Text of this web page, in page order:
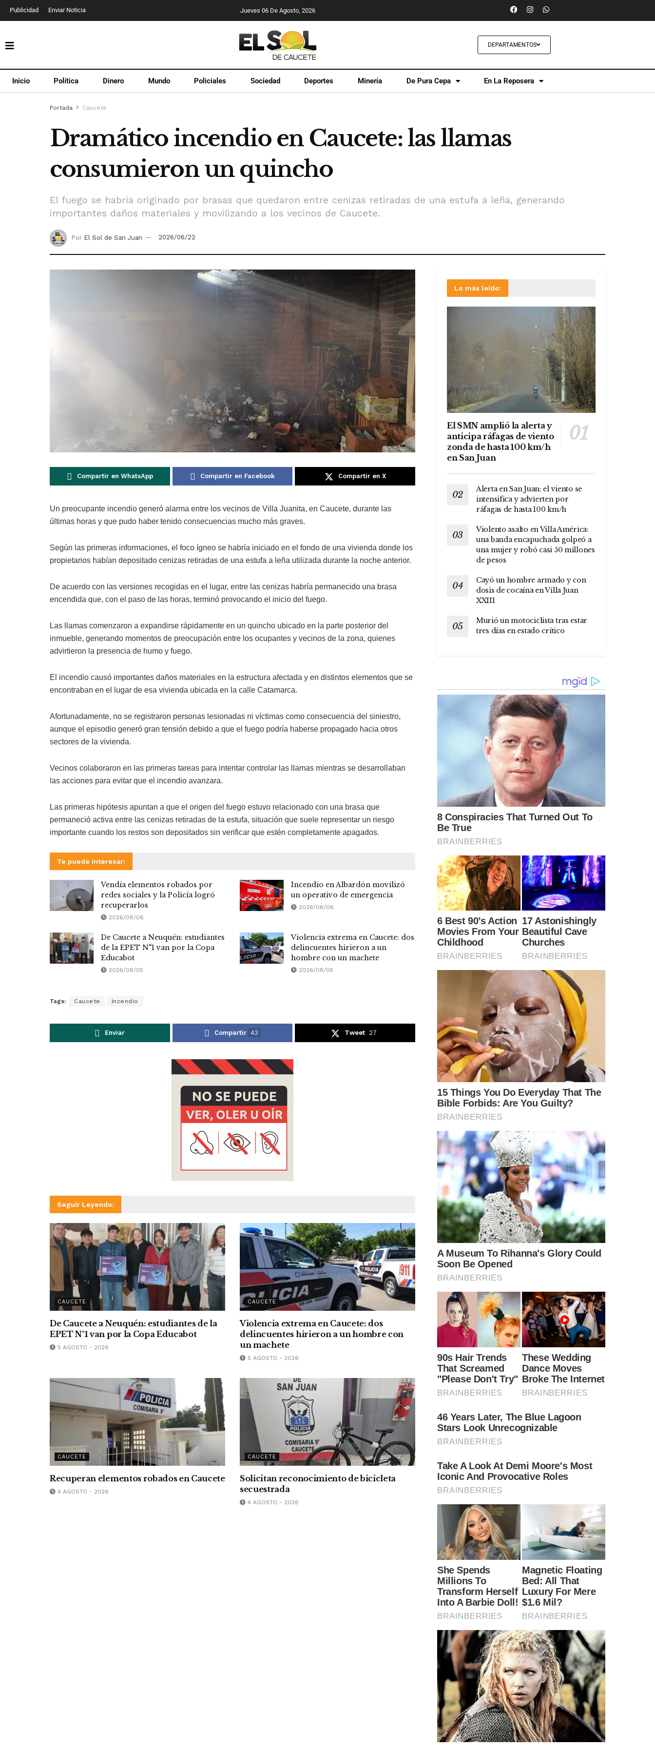
Publicidad Enviar Noticia Jueves 06 De Agosto, 2026
DEPARTAMENTOS
Inicio Política Dinero Mundo Policiales Sociedad Deportes Minería De Pura Cepa En La Reposera
Portada Caucete
Dramático incendio en Caucete: las llamas
consumieron un quincho
El fuego se habría originado por brasas que quedaron entre cenizas retiradas de una estufa a leña, generando
importantes daños materiales y movilizando a los vecinos de Caucete.
Por El Sol de San Juan 2026/06/22
Compartir en WhatsApp Compartir en Facebook Compartir en X
Un preocupante incendio generó alarma entre los vecinos de Villa Juanita, en Caucete, durante las
últimas horas y que pudo haber tenido consecuencias mucho más graves.
Según las primeras informaciones, el foco ígneo se habría iniciado en el fondo de una vivienda donde los
propietarios habían depositado cenizas retiradas de una estufa a leña utilizada durante la noche anterior.
De acuerdo con las versiones recogidas en el lugar, entre las cenizas habría permanecido una brasa
encendida que, con el paso de las horas, terminó provocando el inicio del fuego.
Las llamas comenzaron a expandirse rápidamente en un quincho ubicado en la parte posterior del
inmueble, generando momentos de preocupación entre los ocupantes y vecinos de la zona, quienes
advirtieron la presencia de humo y fuego.
El incendio causó importantes daños materiales en la estructura afectada y en distintos elementos que se
encontraban en el lugar de esa vivienda ubicada en la calle Catamarca.
Afortunadamente, no se registraron personas lesionadas ni víctimas como consecuencia del siniestro,
aunque el episodio generó gran tensión debido a que el fuego podría haberse propagado hacia otros
sectores de la vivienda.
Vecinos colaboraron en las primeras tareas para intentar controlar las llamas mientras se desarrollaban
las acciones para evitar que el incendio avanzara.
Las primeras hipótesis apuntan a que el origen del fuego estuvo relacionado con una brasa que
permaneció activa entre las cenizas retiradas de la estufa, situación que suele representar un riesgo
importante cuando los restos son depositados sin verificar que estén completamente apagados.
Te puede interesar:
Vendía elementos robados por
redes sociales y la Policía logró
recuperarlos
2026/08/06
Incendio en Albardón movilizó
un operativo de emergencia
2026/08/06
De Caucete a Neuquén: estudiantes
de la EPET N°1 van por la Copa
Educabot
2026/08/05
Violencia extrema en Caucete: dos
delincuentes hirieron a un
hombre con un machete
2026/08/05
Tags: Caucete Incendio
Enviar Compartir 43 Tweet 27
Seguir Leyendo:
CAUCETE
De Caucete a Neuquén: estudiantes de la
EPET N°1 van por la Copa Educabot
5 AGOSTO - 2026
CAUCETE
Violencia extrema en Caucete: dos
delincuentes hirieron a un hombre con
un machete
5 AGOSTO - 2026
CAUCETE
Recuperan elementos robados en Caucete
4 AGOSTO - 2026
CAUCETE
Solicitan reconocimiento de bicicleta
secuestrada
4 AGOSTO - 2026
Lo más leído:
El SMN amplió la alerta y
anticipa ráfagas de viento
zonda de hasta 100 km/h
en San Juan
Alerta en San Juan: el viento se
intensifica y advierten por
ráfagas de hasta 100 km/h
Violento asalto en Villa América:
una banda encapuchada golpeó a
una mujer y robó casi 50 millones
de pesos
Cayó un hombre armado y con
dosis de cocaína en Villa Juan
XXIII
Murió un motociclista tras estar
tres días en estado crítico